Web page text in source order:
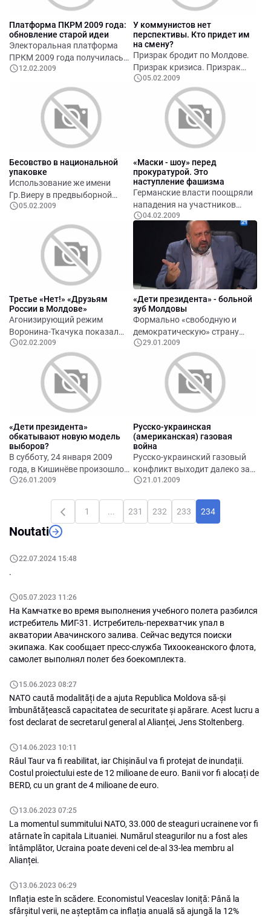
протяжении веков
своих единоверных братьев.
Василия Тарлева.
Платформа ПКРМ 2009 года:
обновление старой идеи
Электоральная платформа
ПРКМ 2009 года получилась
жидкой. Практически, она
новизны или глубинны идей.
12.02.2009
У коммунистов нет
перспективы. Кто придет им
на смену?
Призрак бродит по Молдове.
Призрак кризиса. Призрак
перемен. Этот призрак сметет
нынешнюю партию власти с
политической арены страны…
05.02.2009
Бесовство в национальной
упаковке
Использование же имени
Гр.Виеру в предвыборной
драке есть бесчестное,
профанация памяти поэта,
который, должно быть,
взирает с болью и
отвращением на
предвыборные проделки
05.02.2009
«Маски - шоу» перед
прокуратурой. Это
наступление фашизма
Германские власти поощряли
нападения на участников
демонстраций и собраний
демократической оппозиции
фашистских штурмовиков,
лицемерно делая при этом
вид, что возмущены и
встревожены фактами
учинённых ими зверских
расправ с инакомыслящими.
04.02.2009
Третье «Нет!» «Друзьям
России в Молдове»
Агонизирующий режим
Воронина-Ткачука показал
свое истинное отношение к
02.02.2009
«Дети президента» - больной
зуб Молдовы
Формально «свободную и
демократическую» страну
Молдову, якобы строящую
«правовое государство» и
«идущую по пути
евроинтеграции», нагло и
цинично насилуют «дети
президента».
29.01.2009
«Дети президента»
обкатывают новую модель
выборов?
В субботу, 24 января 2009
года, в Кишинёве произошло
событие, которое должно
какой степени деятельность
нынешних молдавских
принятыми в современном
цивилизованном мире
нормами закона и
26.01.2009
Русско-украинская
(американская) газовая
война
Русско-украинский газовый
конфликт выходит далеко за
пределы столкновений в
понятно, что по своему
21.01.2009
1 ... 231 232 233 234
Noutati
22.07.2024 15:48
.
05.07.2023 11:26
На Камчатке во время выполнения учебного полета разбился
истребитель МИГ-31. Истребитель-перехватчик упал в
акватории Авачинского залива. Сейчас ведутся поиски
экипажа. Как сообщает пресс-служба Тихоокеанского флота,
самолет выполнял полет без боекомплекта.
15.06.2023 08:27
NATO caută modalități de a ajuta Republica Moldova să-și
îmbunătățească capacitatea de securitate și apărare. Acest lucru a
fost declarat de secretarul general al Alianței, Jens Stoltenberg.
14.06.2023 10:11
Râul Taur va fi reabilitat, iar Chișinăul va fi protejat de inundații.
Costul proiectului este de 12 milioane de euro. Banii vor fi alocați de
BERD, cu un grant de 4 milioane de euro.
13.06.2023 07:25
La momentul summitului NATO, 33.000 de steaguri ucrainene vor fi
atârnate în capitala Lituaniei. Numărul steagurilor nu a fost ales
întâmplător, Ucraina poate deveni cel de-al 33-lea membru al
Alianței.
13.06.2023 06:29
Inflația este în scădere. Economistul Veaceslav Ioniță: Până la
sfârșitul verii, ne așteptăm ca inflația anuală să ajungă la 12%